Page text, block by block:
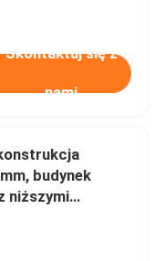
Skontaktuj się z
nami
budynek
niższymi